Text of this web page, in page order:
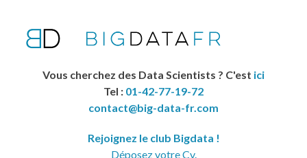
Vous cherchez des Data Scientists ? C'est ici
Tel : 01-42-77-19-72
contact@big-data-fr.com
Rejoignez le club Bigdata !
Déposez votre Cv.